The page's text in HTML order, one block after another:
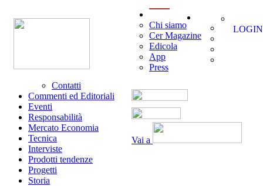
Vai a
Chi siamo
Cer Magazine
Edicola
App
Press
Contatti
Commenti ed Editoriali
Eventi
Responsabilità
Mercato Economia
Tecnica
Interviste
Prodotti tendenze
Progetti
Storia
LOGIN